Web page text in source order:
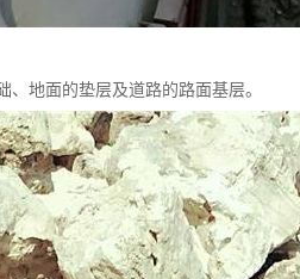
地面的垫层及道路的路面基层。